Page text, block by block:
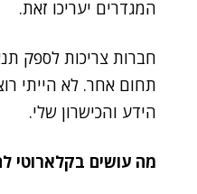
המגדרים יעריכו זאת.
חברות צריכות לספק
תחום אחר. לא הייתי
הידע והכישרון שלי.
מה עושים בקלארוטי